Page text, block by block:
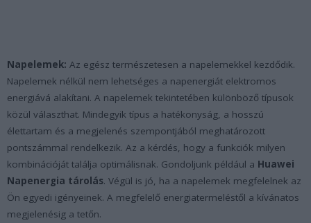
Napelemek: Az egész természetesen a napelemekkel kezdődik.
Napelemek nélkül nem lehetséges a napenergiát elektromos
energiává alakítani. A napelemek tekintetében különböző típusok
közül választhat. Mindegyik típus a hatékonyság, a hosszú
élettartam és a megjelenés szempontjából meghatározott
pontszámmal rendelkezik. Az a kérdés, hogy a funkciók milyen
kombinációját találja optimálisnak. Gondoljunk például a Huawei
Napenergia tárolás. Végül is jó, ha a napelemek megfelelnek az
Ön egyedi igényeinek. A megfelelő energiatermeléstől a kívánatos
megjelenésig a tetőn.